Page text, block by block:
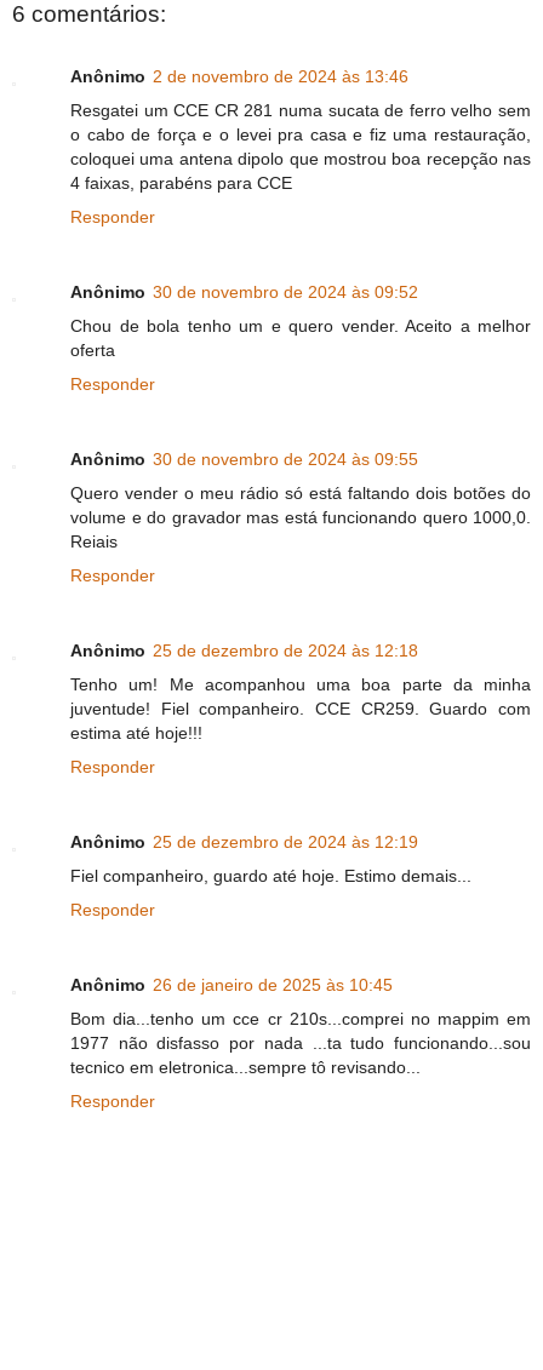
6 comentários:
Anônimo 2 de novembro de 2024 às 13:46
Resgatei um CCE CR 281 numa sucata de ferro velho sem
o cabo de força e o levei pra casa e fiz uma restauração,
coloquei uma antena dipolo que mostrou boa recepção nas
4 faixas, parabéns para CCE
Responder
Anônimo 30 de novembro de 2024 às 09:52
Chou de bola tenho um e quero vender. Aceito a melhor
oferta
Responder
Anônimo 30 de novembro de 2024 às 09:55
Quero vender o meu rádio só está faltando dois botões do
volume e do gravador mas está funcionando quero 1000,0.
Reiais
Responder
Anônimo 25 de dezembro de 2024 às 12:18
Tenho um! Me acompanhou uma boa parte da minha
juventude! Fiel companheiro. CCE CR259. Guardo com
estima até hoje!!!
Responder
Anônimo 25 de dezembro de 2024 às 12:19
Fiel companheiro, guardo até hoje. Estimo demais...
Responder
Anônimo 26 de janeiro de 2025 às 10:45
Bom dia...tenho um cce cr 210s...comprei no mappim em
1977 não disfasso por nada ...ta tudo funcionando...sou
tecnico em eletronica...sempre tô revisando...
Responder